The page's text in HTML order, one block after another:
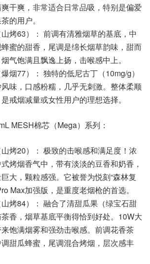
干爽，非常适合日常品吸，特别是偏爱
的用户。
烤63）： 前调有清雅烟草的基底，中
蜜的甜香，尾调是绵长烟草韵味，甜而
气饱满且飘逸上扬，击喉感中上。
烟77）： 独特的低尼古丁（10mg/g）
味，口感粉糯，几乎无刺激。整体柔顺
戒烟减量或女性用户的理想选择。
MESH棉芯（Mega）系列：
烤20）： 极致的击喉感和满足度！浓
烤烟香气中，带有淡淡的豆香和奶香，
大，颗粒感强。它被誉为悦刻“森林复
Max加强版，是重度老烟枪的首选。
烤84）： 融合了清甜瓜果（绿宝石甜
香，烟草基底平衡得恰到好处。10W大
饱满烟雾和强劲击喉感。前调花香茶
甜瓜蜂蜜，尾调混合烤烟，层次感丰